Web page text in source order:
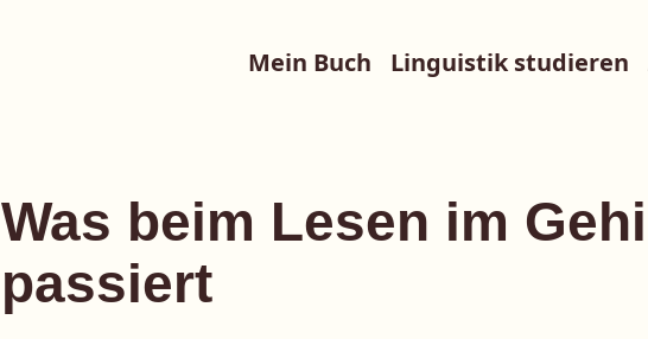
Mein Buch Linguistik studieren
Was beim Lesen im
passiert